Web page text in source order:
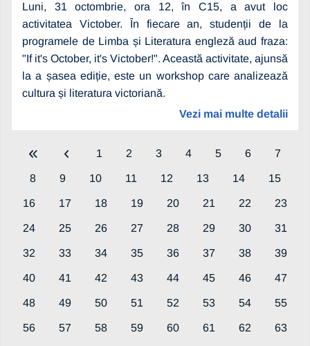
Luni, 31 octombrie, ora 12, în C15, a avut loc
activitatea Victober. În fiecare an, studenții de la
programele de Limba și Literatura engleză aud fraza:
"If it's October, it's Victober!". Această activitate, ajunsă
la a șasea ediție, este un workshop care analizează
cultura și literatura victoriană.
Vezi mai multe detalii
1 2 3 4 5 6 7
8 9 10 11 12 13 14 15
16 17 18 19 20 21 22 23
24 25 26 27 28 29 30 31
32 33 34 35 36 37 38 39
40 41 42 43 44 45 46 47
48 49 50 51 52 53 54 55
56 57 58 59 60 61 62 63